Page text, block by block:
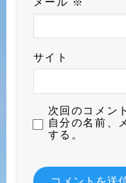
メール ※
サイト
次回のコメン
自分の名前、
する。